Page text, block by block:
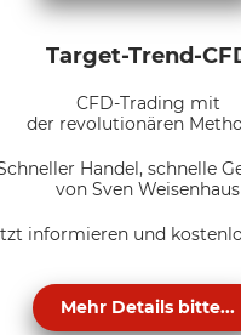
Target-Trend-
CFD-Trading mit
der revolutionären
Handel, schnelle
von Sven Weisenhaus
informieren und
Mehr Details bitte...